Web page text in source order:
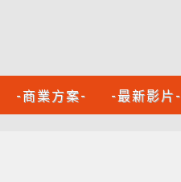
-商業方案- -最新影片-